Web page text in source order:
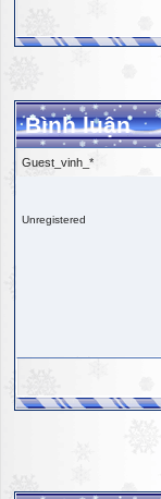
Bình luận
Guest_vinh_*
Unregistered